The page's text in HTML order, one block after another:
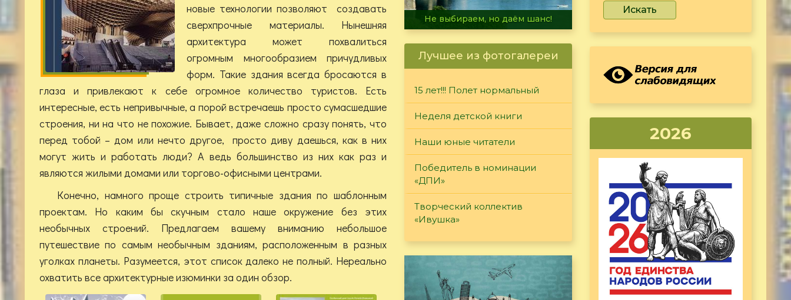
новые технологии позволяют создавать
сверхпрочные материалы. Нынешняя
архитектура может похвалиться
огромным многообразием причудливых
форм. Такие здания всегда бросаются в
глаза и привлекают к себе огромное количество туристов. Есть
интересные, есть непривычные, а порой встречаешь просто сумасшедшие
строения, ни на что не похожие. Бывает, даже сложно сразу понять, что
перед тобой – дом или нечто другое, просто диву даешься, как в них
могут жить и работать люди? А ведь большинство из них как раз и
являются жилыми домами или торгово-офисными центрами.
Конечно, намного проще строить типичные здания по шаблонным
проектам. Но каким бы скучным стало наше окружение без этих
необычных строений. Предлагаем вашему вниманию небольшое
путешествие по самым необычным зданиям, расположенным в разных
уголках планеты. Разумеется, этот список далеко не полный. Нереально
охватить все архитектурные изюминки за один обзор.
В огне не горит, в воде не тонет
Лучшее из фотогалереи
15 лет!!! Полет нормальный
Неделя детской книги
Наши юные читатели
Победитель в номинации
«ДПИ»
Творческий коллектив
«Ивушка»
Искать
2026